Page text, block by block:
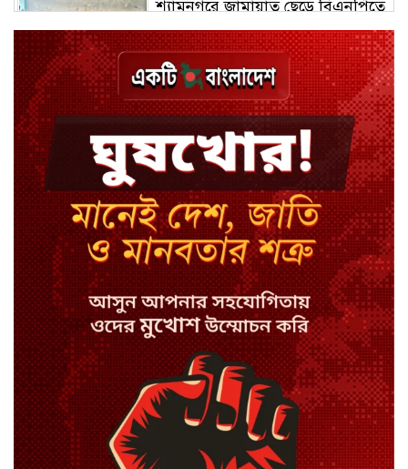
শ্যামনগরে জামায়াত ছেড়ে বিএনপিতে
ঢাকায় হালকা বৃষ্টির সম্ভাবনা, বাড়তে
পারে তাপমাত্রা
মন্ত্রী-এমপিদের উপস্থিতিতে ইউএনওর
আইফোন চুরি
সিরাজগঞ্জে বাস ট্রাক দুর্ঘটনা, চালকসহ
নিহত ২
স্পিকারের নামে জাল ডিও, প্রতারণার
অভিযোগে এসিল্যান্ডের বিরুদ্ধে মামলা
সাদা না বাদামি চিনি, কোনটি ভালো?